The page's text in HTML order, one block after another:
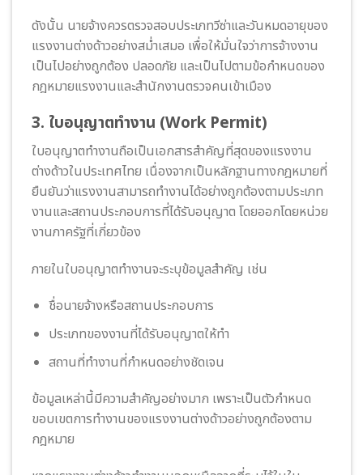
ดังนั้น นายจ้างควรตรวจสอบประเภทวีซ่าและวันหมดอายุของ
แรงงานต่างด้าวอย่างสม่ำเสมอ เพื่อให้มั่นใจว่าการจ้างงาน
เป็นไปอย่างถูกต้อง ปลอดภัย และเป็นไปตามข้อกำหนดของ
กฎหมายแรงงานและสำนักงานตรวจคนเข้าเมือง
3. ใบอนุญาตทำงาน (Work Permit)
ใบอนุญาตทำงานถือเป็นเอกสารสำคัญที่สุดของแรงงาน
ต่างด้าวในประเทศไทย เนื่องจากเป็นหลักฐานทางกฎหมายที่
ยืนยันว่าแรงงานสามารถทำงานได้อย่างถูกต้องตามประเภท
งานและสถานประกอบการที่ได้รับอนุญาต โดยออกโดยหน่วย
งานภาครัฐที่เกี่ยวข้อง
ภายในใบอนุญาตทำงานจะระบุข้อมูลสำคัญ เช่น
ชื่อนายจ้างหรือสถานประกอบการ
ประเภทของงานที่ได้รับอนุญาตให้ทำ
สถานที่ทำงานที่กำหนดอย่างชัดเจน
ข้อมูลเหล่านี้มีความสำคัญอย่างมาก เพราะเป็นตัวกำหนด
ขอบเขตการทำงานของแรงงานต่างด้าวอย่างถูกต้องตาม
กฎหมาย